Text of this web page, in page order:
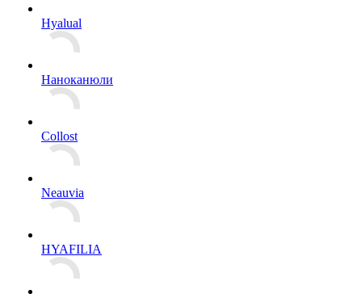
Hyalual
Наноканюли
Collost
Neauvia
HYAFILIA